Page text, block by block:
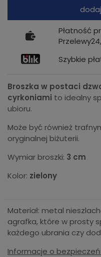
Płatność
Szybkie
Broszka w postaci
cyrkoniami to idealny
ubioru.
Może być również
oryginalnej biżuterii.
Wymiar broszki: 3 cm
Kolor: zielony
Materiał: metal
agrafka, które w prosty
każdego ubrania czy
Informacje o